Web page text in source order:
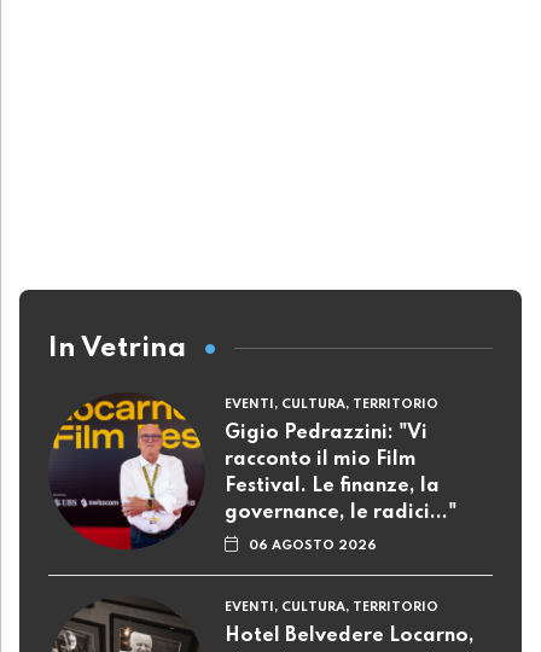
In Vetrina
EVENTI, CULTURA, TERRITORIO
Gigio Pedrazzini: "Vi
racconto il mio Film
Festival. Le finanze, la
governance, le radici..."
06 AGOSTO 2026
EVENTI, CULTURA, TERRITORIO
Hotel Belvedere Locarno,